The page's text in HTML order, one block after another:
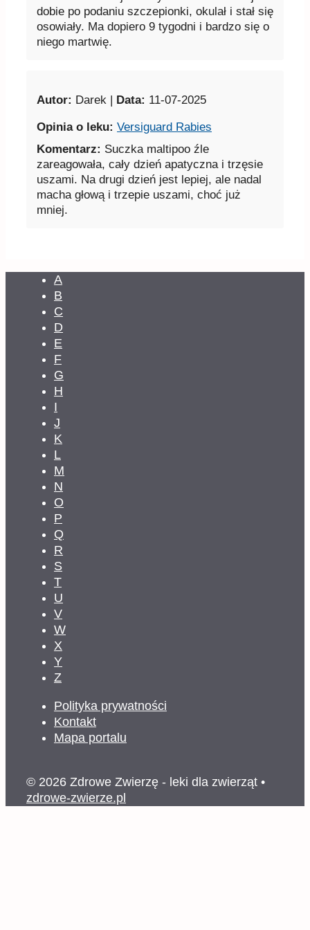
dobie po podaniu szczepionki, okulał i stał się
osowiały. Ma dopiero 9 tygodni i bardzo się o
niego martwię.
Autor: Darek | Data: 11-07-2025
Opinia o leku: Versiguard Rabies
Komentarz: Suczka maltipoo źle
zareagowała, cały dzień apatyczna i trzęsie
uszami. Na drugi dzień jest lepiej, ale nadal
macha głową i trzepie uszami, choć już
mniej.
A
B
C
D
E
F
G
H
I
J
K
L
M
N
O
P
Q
R
S
T
U
V
W
X
Y
Z
Polityka prywatności
Kontakt
Mapa portalu
© 2026 Zdrowe Zwierzę - leki dla zwierząt •
zdrowe-zwierze.pl